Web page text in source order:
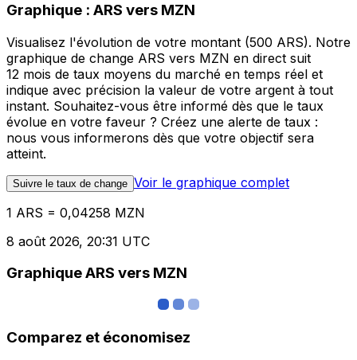
Graphique : ARS vers MZN
Visualisez l'évolution de votre montant (500 ARS). Notre
graphique de change ARS vers MZN en direct suit
12 mois de taux moyens du marché en temps réel et
indique avec précision la valeur de votre argent à tout
instant. Souhaitez-vous être informé dès que le taux
évolue en votre faveur ? Créez une alerte de taux :
nous vous informerons dès que votre objectif sera
atteint.
Suivre le taux de change Voir le graphique complet
1 ARS = 0,04258 MZN
8 août 2026, 20:31 UTC
Graphique ARS vers MZN
Comparez et économisez